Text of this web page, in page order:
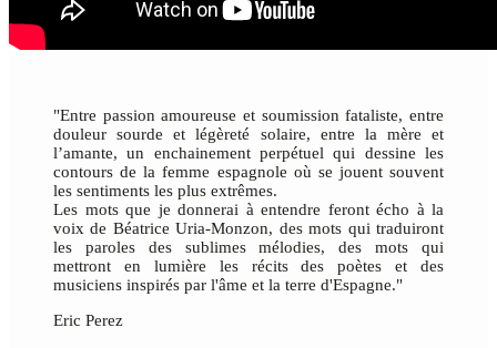
"Entre passion amoureuse et soumission fataliste, entre
douleur sourde et légèreté solaire, entre la mère et
l’amante, un enchainement perpétuel qui dessine les
contours de la femme espagnole où se jouent souvent
les sentiments les plus extrêmes.
Les mots que je donnerai à entendre feront écho à la
voix de Béatrice Uria-Monzon, des mots qui traduiront
les paroles des sublimes mélodies, des mots qui
mettront en lumière les récits des poètes et des
musiciens inspirés par l'âme et la terre d'Espagne."
Eric Perez